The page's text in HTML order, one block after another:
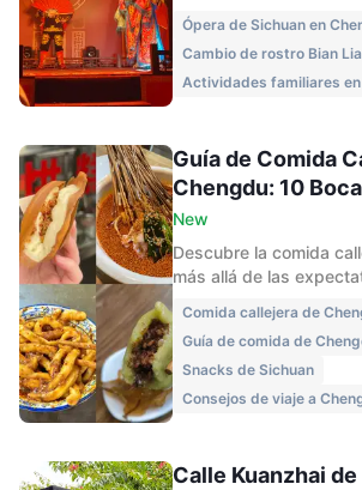
Comparamos Shu Feng
Guocui y más. Obtén
y consejos locales.
Ópera de Sichuan en
Cambio de rostro Bian
Actividades familiares
Guía de Comida
Chengdu: 10
que Debes Probar
New
Descubre la comida
más allá de las
cotidianos, cómo
lugareños y qué
visitantes sin presión.
Comida callejera de
Guía de comida de
Snacks de Sichuan
Consejos de viaje a
Calle Kuanzhai